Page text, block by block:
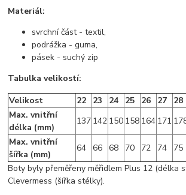
Materiál:
svrchní část - textil,
podrážka - guma,
pásek - suchý zip
Tabulka velikostí:
Velikost
22 23 24 25 26 27 28
Max. vnitřní
délka (mm)
137 142 150 158 164 171
Max. vnitřní
šířka (mm)
64 66 68 70 72 74 75
Boty byly přeměřeny měřidlem Plus 12 (délka
Clevermess (šířka stélky).